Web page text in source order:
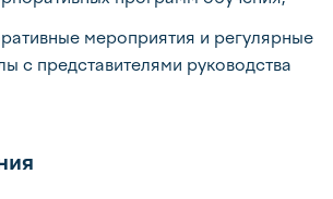
мероприятия и регулярные
с представителями руководства